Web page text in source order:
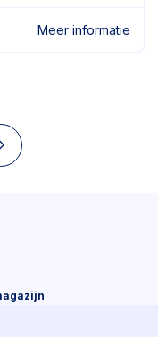
Meer informatie